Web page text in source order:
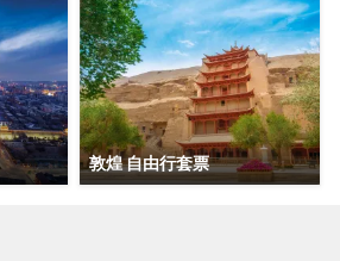
敦煌 自由行套票